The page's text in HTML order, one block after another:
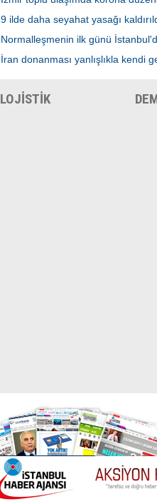
9 ilde daha seyahat yasağı
Normalleşmenin ilk günü
İran donanması yanlışlıkla kendi
LOJİSTİK